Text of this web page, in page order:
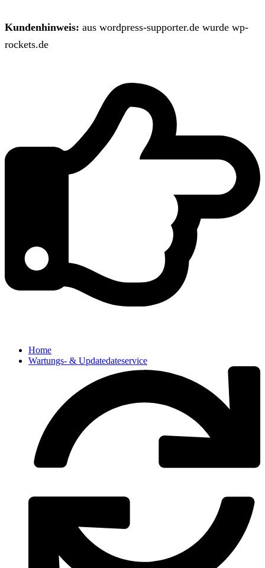
Kundenhinweis: aus wordpress-supporter.de wurde wp-
rockets.de
Home
Wartungs- & Updatedateservice